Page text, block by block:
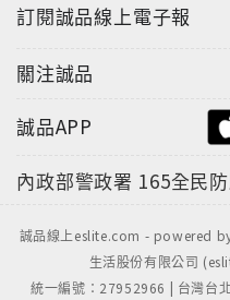
訂閱誠品線上電子報
關注誠品
誠品APP
內政部警政署 165全民
誠品線上eslite.com - powered
生活股份有限公司
統一編號：27952966 | 台灣台